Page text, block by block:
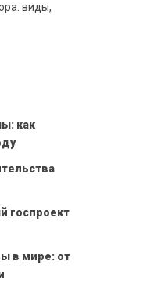
виды,
как
госпроект
в мире: от